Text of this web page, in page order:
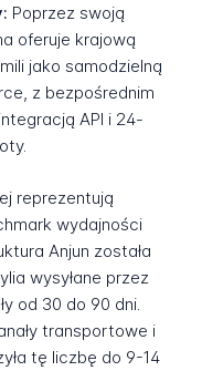
Poprzez swoją
oferuje krajową
jako samodzielną
z bezpośrednim
API i 24-
reprezentują
wydajności
Anjun została
wysyłane przez
od 30 do 90 dni.
transportowe i
tę liczbę do 9-14